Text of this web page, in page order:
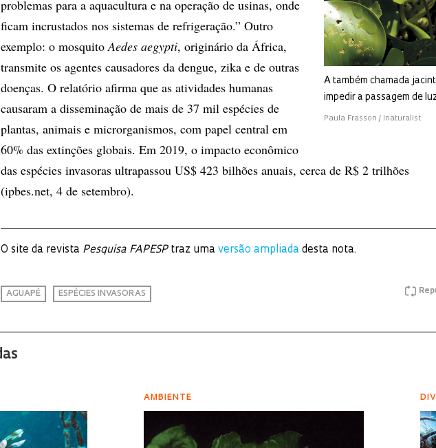
A também chamada
impedir a passagem de
Paula Frasson / Inaturalist
problemas para a aquacultura e na operação de usinas, onde
ficam incrustados nos sistemas de refrigeração.” Outro
exemplo: o mosquitoAedes aegypti, originário da África,
transmite os agentes causadores da dengue, zika e de outras
doenças. O relatório afirma que as atividades humanas
causaram a disseminação de mais de 37 mil espécies de
plantas, animais e microrganismos, com papel central em
60% das extinções globais. Em 2019, o impacto econômico
das espécies invasoras ultrapassou US$ 423 bilhões anuais, cerca de R$ 2 trilhões
(ipbes.net, 4 de setembro).
O site da revista Pesquisa FAPESPtraz uma versão ampliada desta nota.
AGUAPÉ ESPÉCIES INVASORAS